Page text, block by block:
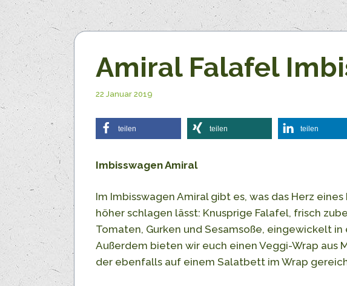
Amiral Falafel
22 Januar 2019
teilen teilen teilen
Imbisswagen Amiral
Im Imbisswagen Amiral gibt es, was das Herz
höher schlagen lässt: Knusprige Falafel, frisch
Tomaten, Gurken und Sesamsoße, eingewickelt
Außerdem bieten wir euch einen Veggi-Wrap aus
der ebenfalls auf einem Salatbett im Wrap